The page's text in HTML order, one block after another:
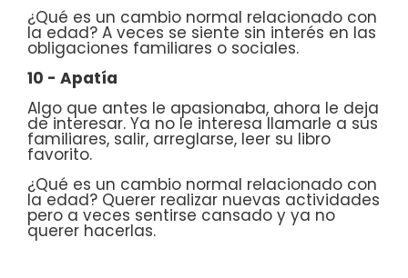
¿Qué es un cambio normal relacionado con
la edad? A veces se siente sin interés en las
obligaciones familiares o sociales.
10 - Apatía
Algo que antes le apasionaba, ahora le deja
de interesar. Ya no le interesa llamarle a sus
familiares, salir, arreglarse, leer su libro
favorito.
¿Qué es un cambio normal relacionado con
la edad? Querer realizar nuevas actividades
pero a veces sentirse cansado y ya no
querer hacerlas.